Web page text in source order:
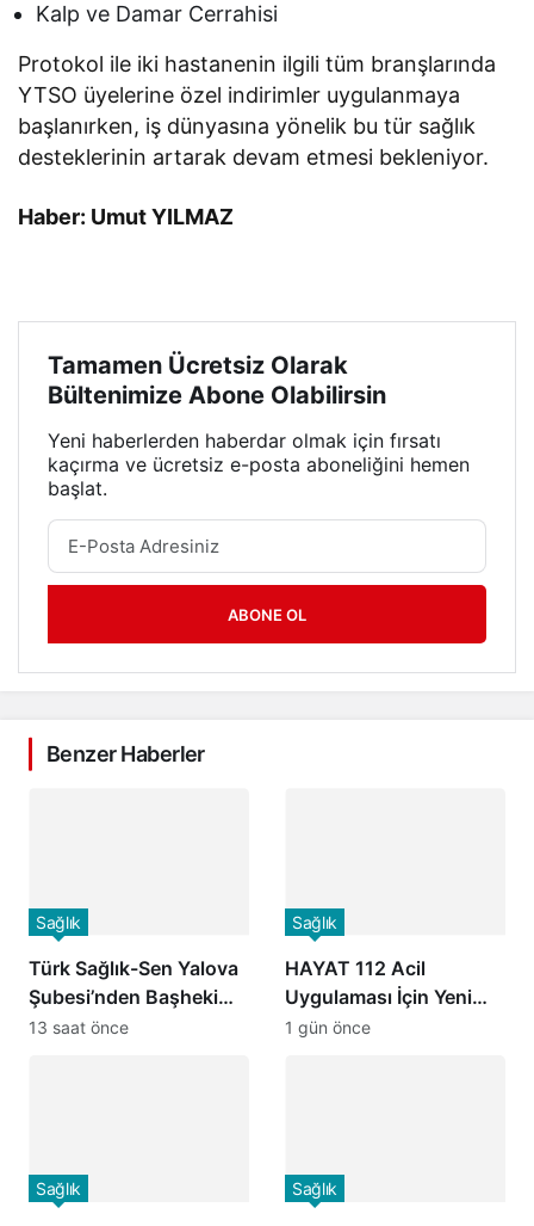
Kalp ve Damar Cerrahisi
Protokol ile iki hastanenin ilgili tüm branşlarında
YTSO üyelerine özel indirimler uygulanmaya
başlanırken, iş dünyasına yönelik bu tür sağlık
desteklerinin artarak devam etmesi bekleniyor.
Haber: Umut YILMAZ
Tamamen Ücretsiz Olarak
Bültenimize Abone Olabilirsin
Yeni haberlerden haberdar olmak için fırsatı
kaçırma ve ücretsiz e-posta aboneliğini hemen
başlat.
ABONE OL
Benzer Haberler
Türk Sağlık-Sen Yalova
Şubesi’nden Başhekim
Yardımcısı Musa
Sağlık
13 saat önce
HAYAT 112 Acil
Uygulaması İçin Yeni
Kamu Spotu Yayında!
Sağlık
1 gün önce
Sağlık Sağlık